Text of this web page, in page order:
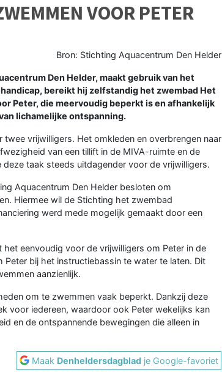
VOOR PETER
Bron: Stichting Aquacentrum Den Helder
Den Helder, maakt gebruik van het
bereikt hij zelfstandig het zwembad Het
Peter, die meervoudig beperkt is en afhankelijk
lichamelijke ontspanning.
vrijwilligers. Het omkleden en overbrengen naar
van een tillift in de MIVA-ruimte en de
taak steeds uitdagender voor de vrijwilligers.
Aquacentrum Den Helder besloten om
Hiermee wil de Stichting het zwembad
werd mede mogelijk gemaakt door een
eenvoudig voor de vrijwilligers om Peter in de
bij het instructiebassin te water te laten. Dit
aanzienlijk.
om te zwemmen vaak beperkt. Dankzij deze
voor iedereen, waardoor ook Peter wekelijks kan
en de ontspannende bewegingen die alleen in
Maak Denheldersdagblad je Google-favoriet